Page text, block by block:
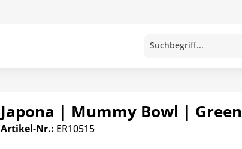
Japona | Mummy Bowl | Green
Artikel-Nr.: ER10515